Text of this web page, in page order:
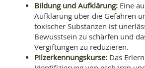
Bildung und Aufklärung:Eine
Aufklärung über die Gefahren
toxischer Substanzen ist
Bewusstsein zu schärfen und
Vergiftungen zu reduzieren.
Pilzerkennungskurse:Das